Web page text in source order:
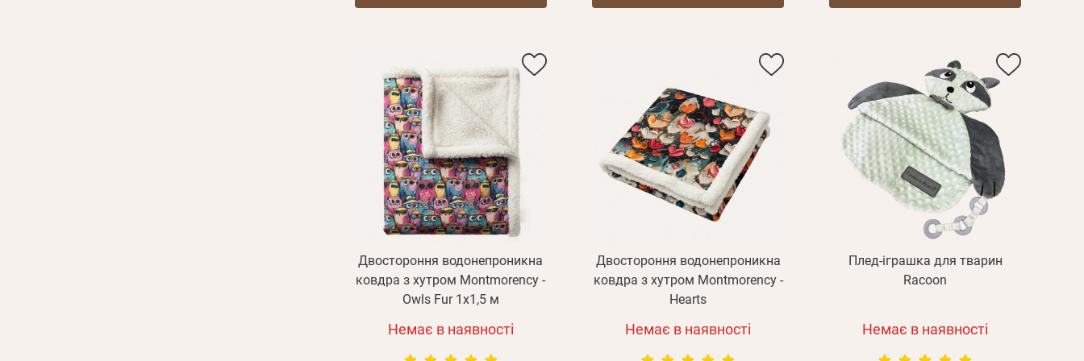
Двостороння водонепроникна
ковдра з хутром Montmorency -
Owls Fur 1х1,5 м
Немає в наявності
Двостороння водонепроникна
ковдра з хутром Montmorency -
Hearts
Немає в наявності
Плед-іграшка для тварин
Racoon
Немає в наявності